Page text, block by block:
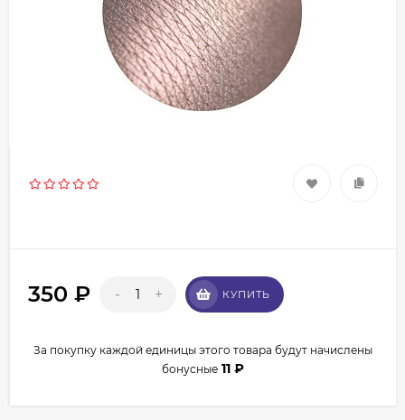
350 ₽ - + КУПИТЬ
За покупку каждой единицы этого товара будут начислены
бонусные 11 ₽